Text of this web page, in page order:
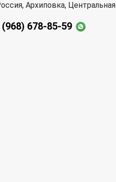
Архиповка, Центральная
(968) 678-85-59